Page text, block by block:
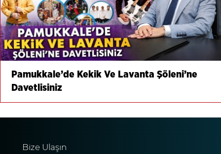
Pamukkale’de Kekik Ve Lavanta Şöleni’ne
Davetlisiniz
Bize Ulaşın